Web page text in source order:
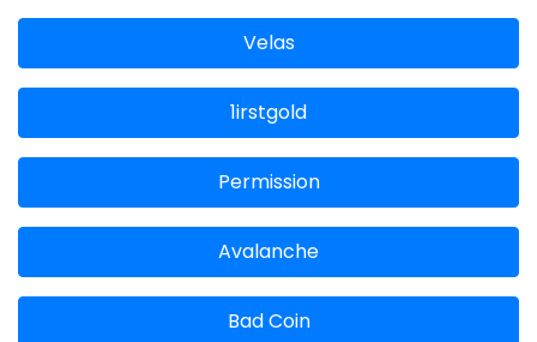
Velas
1irstgold
Permission
Avalanche
Bad Coin